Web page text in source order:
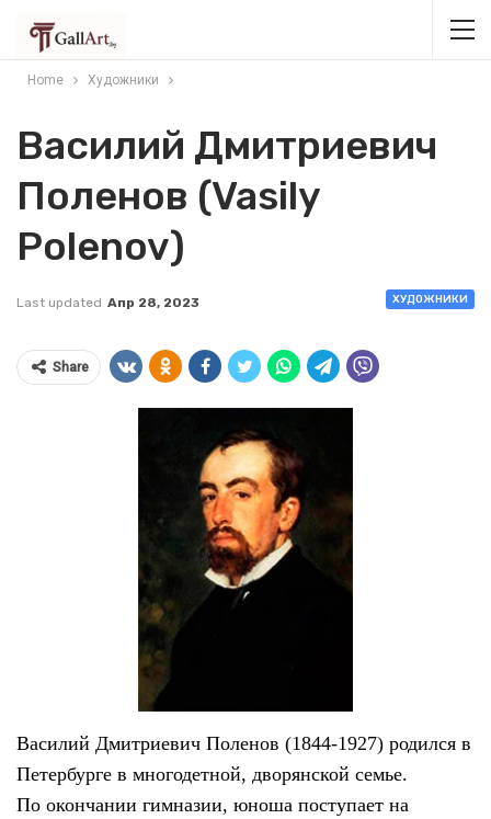
Home Художники
Василий Дмитриевич
Поленов (Vasily
Polenov)
ХУДОЖНИКИ
Last updated Апр 28, 2023
Share
Василий Дмитриевич Поленов (1844-1927) родился в
Петербурге в многодетной, дворянской семье.
По окончании гимназии, юноша поступает на